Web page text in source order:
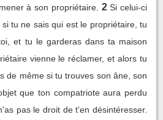
à son propriétaire. 2 Si celui-ci
tu ne sais qui est le propriétaire, tu
et tu le garderas dans ta maison
vienne le réclamer, et alors tu
de même si tu trouves son âne, son
que ton compatriote aura perdu
pas le droit de t'en désintéresser.